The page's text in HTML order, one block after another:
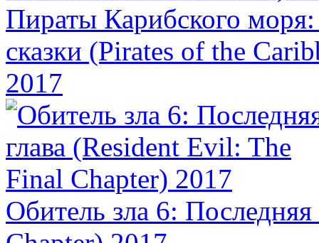
Пираты Карибского
сказки (Pirates of the
2017
Обитель зла 6: